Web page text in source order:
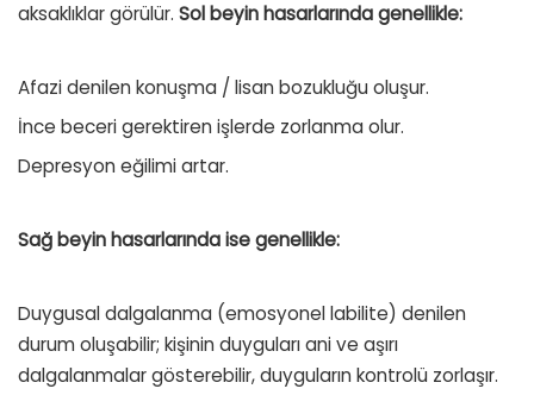
aksaklıklar görülür. Sol beyin hasarlarında genellikle:
Afazidenilen konuşma / lisan bozukluğu oluşur.
İnce beceri gerektiren işlerde zorlanma olur.
Depresyon eğilimi artar.
Sağ beyin hasarlarında ise genellikle:
Duygusal dalgalanma (emosyonel labilite) denilen
durum oluşabilir; kişinin duyguları ani ve aşırı
dalgalanmalar gösterebilir, duyguların kontrolü zorlaşır.